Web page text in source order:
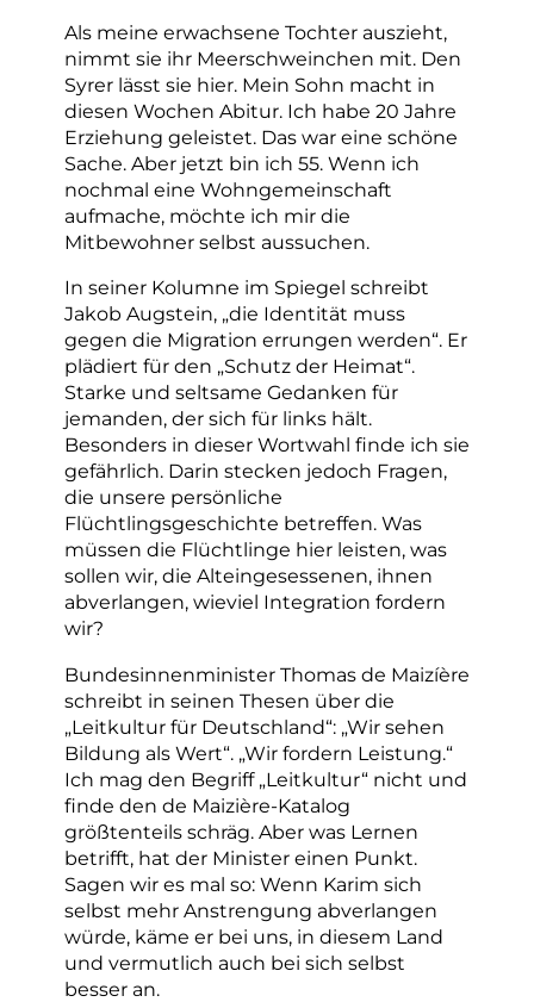
Als meine erwachsene Tochter auszieht,
nimmt sie ihr Meerschweinchen mit. Den
Syrer lässt sie hier. Mein Sohn macht in
diesen Wochen Abitur. Ich habe 20 Jahre
Erziehung geleistet. Das war eine schöne
Sache. Aber jetzt bin ich 55. Wenn ich
nochmal eine Wohngemeinschaft
aufmache, möchte ich mir die
Mitbewohner selbst aussuchen.
In seiner Kolumne im Spiegel schreibt
Jakob Augstein, „die Identität muss
gegen die Migration errungen werden“. Er
plädiert für den „Schutz der Heimat“.
Starke und seltsame Gedanken für
jemanden, der sich für links hält.
Besonders in dieser Wortwahl finde ich sie
gefährlich. Darin stecken jedoch Fragen,
die unsere persönliche
Flüchtlingsgeschichte betreffen. Was
müssen die Flüchtlinge hier leisten, was
sollen wir, die Alteingesessenen, ihnen
abverlangen, wieviel Integration fordern
wir?
Bundesinnenminister Thomas de Maizíère
schreibt in seinen Thesen über die
„Leitkultur für Deutschland“: „Wir sehen
Bildung als Wert“. „Wir fordern Leistung.“
Ich mag den Begriff „Leitkultur“ nicht und
finde den de Maizière-Katalog
größtenteils schräg. Aber was Lernen
betrifft, hat der Minister einen Punkt.
Sagen wir es mal so: Wenn Karim sich
selbst mehr Anstrengung abverlangen
würde, käme er bei uns, in diesem Land
und vermutlich auch bei sich selbst
besser an.